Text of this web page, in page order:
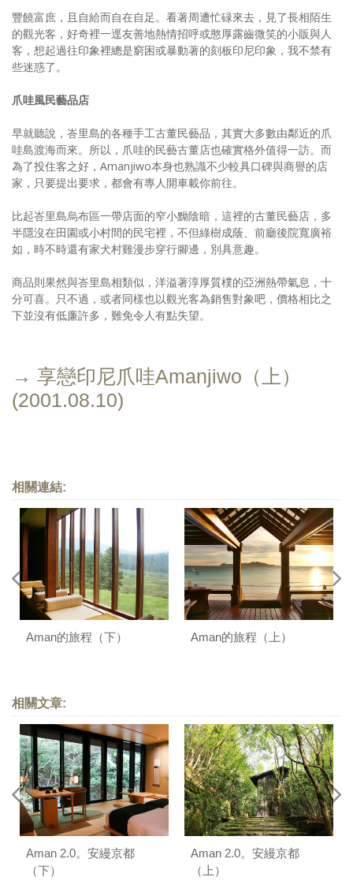
豐饒富庶，且自給而自在自足。看著周遭忙碌來去，見了長相陌生
的觀光客，好奇裡一逕友善地熱情招呼或憨厚露齒微笑的小販與人
客，想起過往印象裡總是窮困或暴動著的刻板印尼印象，我不禁有
些迷惑了。
爪哇風民藝品店
早就聽說，峇里島的各種手工古董民藝品，其實大多數由鄰近的爪
哇島渡海而來。所以，爪哇的民藝古董店也確實格外值得一訪。而
為了投住客之好，Amanjiwo本身也熟識不少較具口碑與商譽的店
家，只要提出要求，都會有專人開車載你前往。
比起峇里島烏布區一帶店面的窄小黝陰暗，這裡的古董民藝店，多
半隱沒在田園或小村間的民宅裡，不但綠樹成蔭、前廳後院寬廣裕
如，時不時還有家犬村雞漫步穿行腳邊，別具意趣。
商品則果然與峇里島相類似，洋溢著淳厚質樸的亞洲熱帶氣息，十
分可喜。只不過，或者同樣也以觀光客為銷售對象吧，價格相比之
下並沒有低廉許多，難免令人有點失望。
→ 享戀印尼爪哇Amanjiwo（上）
(2001.08.10)
相關連結:
Aman的旅程（下） Aman的旅程（上）
相關文章:
Aman 2.0。安縵京都
（下）
Aman 2.0。安縵京都
（上）